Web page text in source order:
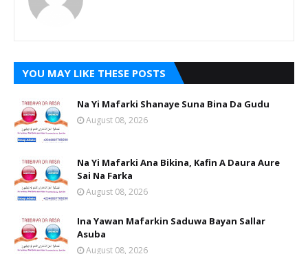
YOU MAY LIKE THESE POSTS
Na Yi Mafarki Shanaye Suna Bina Da Gudu
August 08, 2026
Na Yi Mafarki Ana Bikina, Kafin A Daura Aure
Sai Na Farka
August 08, 2026
Ina Yawan Mafarkin Saduwa Bayan Sallar
Asuba
August 08, 2026